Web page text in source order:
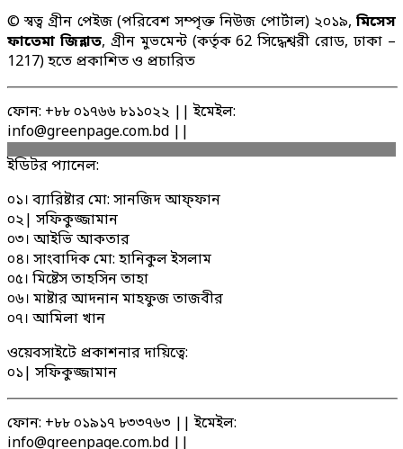
© স্বত্ব গ্রীন পেইজ (পরিবেশ সম্পৃক্ত নিউজ পোর্টাল) ২০১৯, মিসেস
ফাতেমা জিন্নাত, গ্রীন মুভমেন্ট (কর্তৃক 62 সিদ্ধেশ্বরী রোড, ঢাকা –
1217) হতে প্রকাশিত ও প্রচারিত
ফোন: +৮৮ ০১৭৬৬ ৮১১০২২ || ইমেইল:
info@greenpage.com.bd ||
ইডিটর প্যানেল:
০১। ব্যারিষ্টার মো: সানজিদ আফ্ফান
০২| সফিকুজ্জামান
০৩। আইভি আকতার
০৪। সাংবাদিক মো: হানিকুল ইসলাম
০৫। মিষ্টেস তাহসিন তাহা
০৬। মাষ্টার আদনান মাহফুজ তাজবীর
০৭। আমিলা খান
ওয়েবসাইটে প্রকাশনার দায়িত্বে:
০১| সফিকুজ্জামান
ফোন: +৮৮ ০১৯১৭ ৮৩৩৭৬৩ || ইমেইল:
info@greenpage.com.bd ||